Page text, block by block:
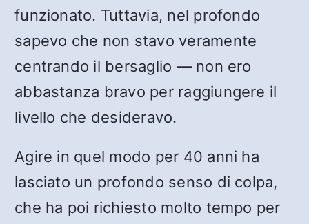
funzionato. Tuttavia, nel profondo
sapevo che non stavo veramente
centrando il bersaglio — non ero
abbastanza bravo per raggiungere il
livello che desideravo.
Agire in quel modo per 40 anni ha
lasciato un profondo senso di colpa,
che ha poi richiesto molto tempo per